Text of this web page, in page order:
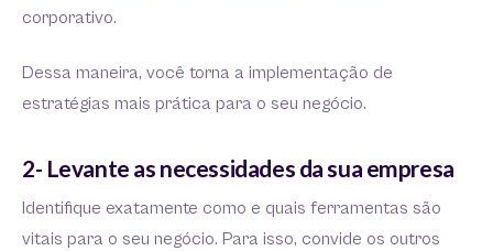
corporativo.
Dessa maneira, você torna a implementação de
estratégias mais prática para o seu negócio.
2- Levante as necessidades da sua empresa
Identifique exatamente como e quais ferramentas são
vitais para o seu negócio. Para isso, convide os outros